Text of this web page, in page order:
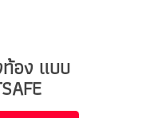
อง แบบ